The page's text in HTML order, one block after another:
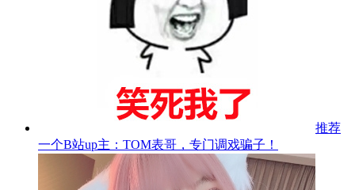
推荐
一个B站up主：TOM表哥，专门调戏骗子！